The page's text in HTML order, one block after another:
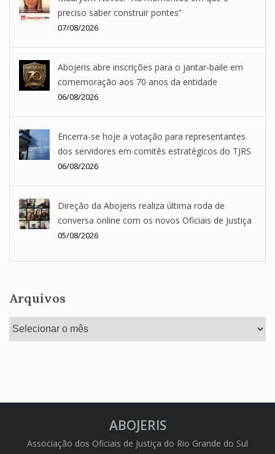
preciso saber construir pontes”
07/08/2026
Abojeris abre inscrições para o jantar-baile em
comemoração aos 70 anos da entidade
06/08/2026
Encerra-se hoje a votação para representantes
dos servidores em comitês estratégicos do TJRS
06/08/2026
Direção da Abojeris realiza última roda de
conversa online com os novos Oficiais de Justiça
05/08/2026
Arquivos
Arquivos
ABOJERIS
Associação dos Oficiais de Justiça do Rio Grande do Sul